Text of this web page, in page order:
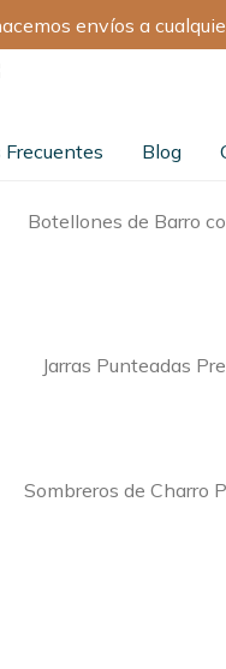
envíos a
Blog
Botellones de Barro
Jarras Punteadas
Sombreros de Charro